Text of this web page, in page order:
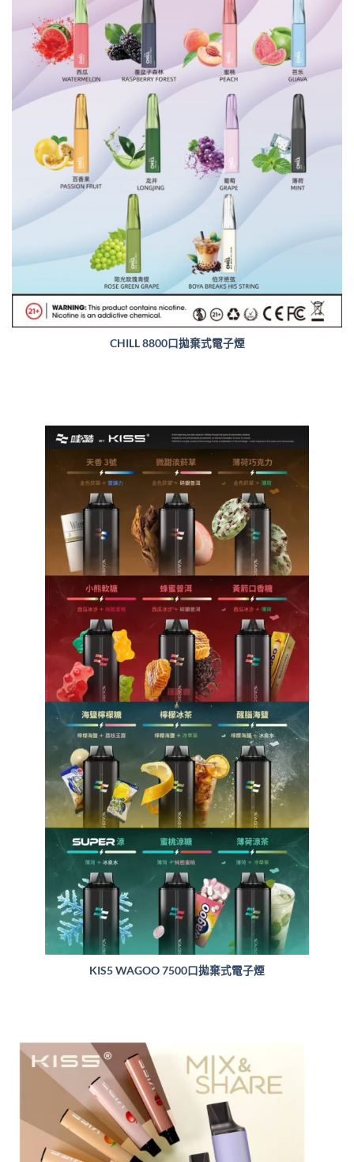
CHILL 8800口拋棄式電子煙
KIS5 WAGOO 7500口拋棄式電子煙